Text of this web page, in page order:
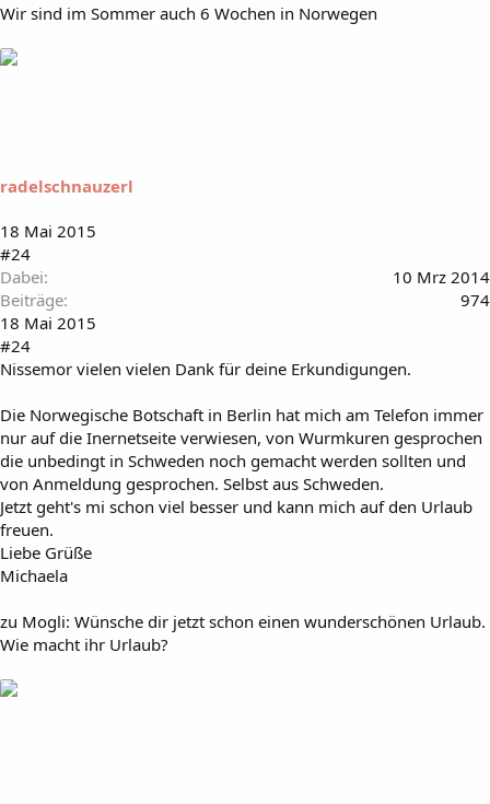
Wir sind im Sommer auch 6 Wochen in Norwegen
radelschnauzerl
18 Mai 2015
#24
Dabei
10 Mrz 2014
Beiträge
974
18 Mai 2015
#24
Nissemor vielen vielen Dank für deine Erkundigungen.
Die Norwegische Botschaft in Berlin hat mich am Telefon immer
nur auf die Inernetseite verwiesen, von Wurmkuren gesprochen
die unbedingt in Schweden noch gemacht werden sollten und
von Anmeldung gesprochen. Selbst aus Schweden.
Jetzt geht's mi schon viel besser und kann mich auf den Urlaub
freuen.
Liebe Grüße
Michaela
zu Mogli: Wünsche dir jetzt schon einen wunderschönen Urlaub.
Wie macht ihr Urlaub?